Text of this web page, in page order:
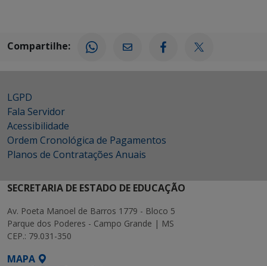
Compartilhe:
LGPD
Fala Servidor
Acessibilidade
Ordem Cronológica de Pagamentos
Planos de Contratações Anuais
SECRETARIA DE ESTADO DE EDUCAÇÃO
Av. Poeta Manoel de Barros 1779 - Bloco 5
Parque dos Poderes - Campo Grande | MS
CEP.: 79.031-350
MAPA